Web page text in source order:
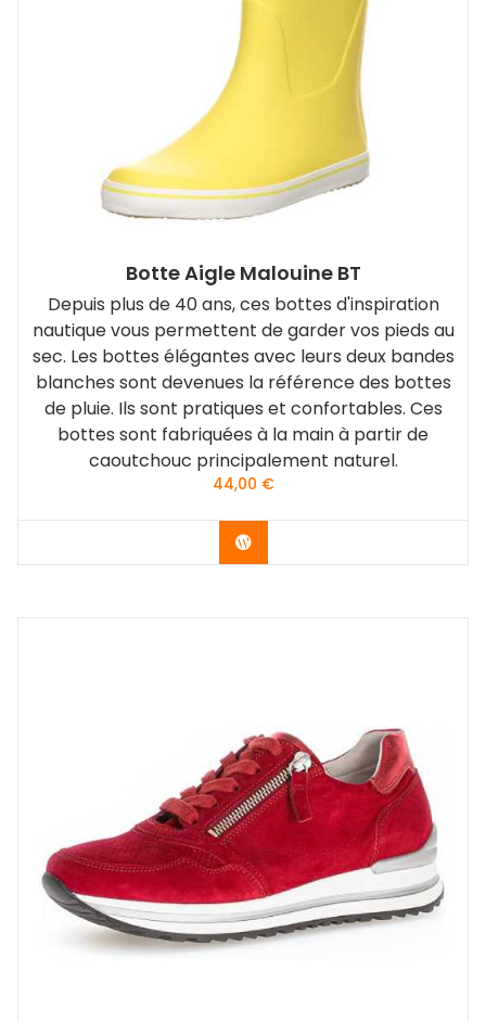
Botte Aigle Malouine BT
Depuis plus de 40 ans, ces bottes d'inspiration
nautique vous permettent de garder vos pieds au
sec. Les bottes élégantes avec leurs deux bandes
blanches sont devenues la référence des bottes
de pluie. Ils sont pratiques et confortables. Ces
bottes sont fabriquées à la main à partir de
caoutchouc principalement naturel.
44,00 €
Acheter le produit